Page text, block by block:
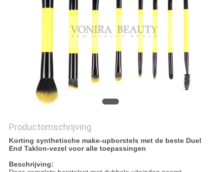
Productomschrijving
Korting synthetische make-upborstels met de beste Duel
End Taklon-vezel voor alle toepassingen
Beschrijving: